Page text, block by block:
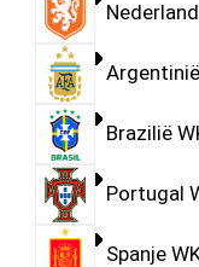
Brazilië
Portugal
Spanje